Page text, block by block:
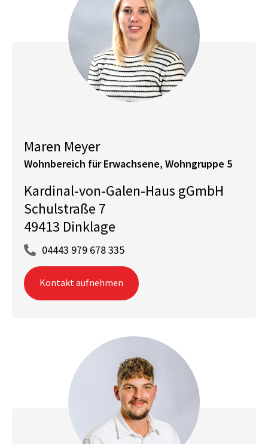
Maren Meyer
Wohnbereich für Erwachsene, Wohngruppe 5
Kardinal-von-Galen-Haus gGmbH
Schulstraße 7
49413 Dinklage
04443 979 678 335
Kontakt aufnehmen